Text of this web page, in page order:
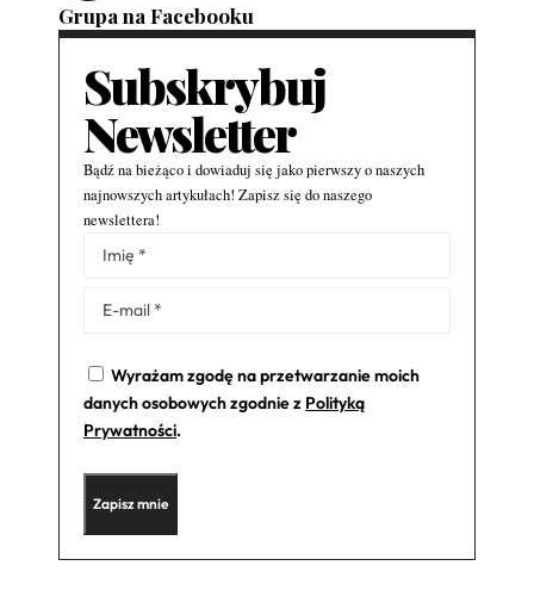
Grupa na Facebooku
Subskrybuj
Newsletter
Bądź na bieżąco i dowiaduj się jako pierwszy o naszych
najnowszych artykułach! Zapisz się do naszego
newslettera!
Wyrażam zgodę na przetwarzanie moich
danych osobowych zgodnie z Polityką
Prywatności.
Alternative: